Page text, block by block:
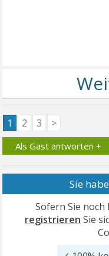
1 2 3 >
Als Gast antworten +
Sie
Sofern Sie
registrieren Sie